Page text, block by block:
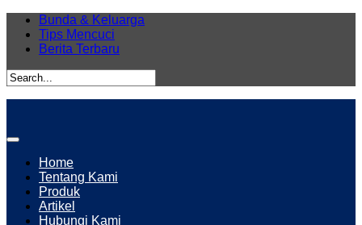
Bunda & Keluarga
Tips Mencuci
Berita Terbaru
Home
Tentang Kami
Produk
Artikel
Hubungi Kami